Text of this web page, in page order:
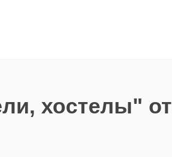
хостелы" от